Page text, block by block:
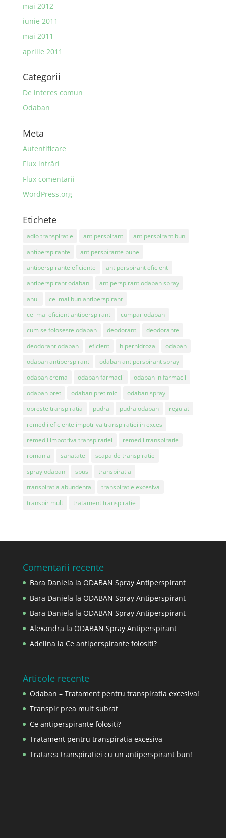
mai 2012
iunie 2011
mai 2011
aprilie 2011
Categorii
De interes comun
Odaban
Meta
Autentificare
Flux intrări
Flux comentarii
WordPress.org
Etichete
adio transpiratie antiperspirant
antiperspirant bun
antiperspirante
antiperspirante bune
antiperspirante eficiente
antiperspirant eficient
antiperspirant odaban
antiperspirant odaban spray
anul
cel mai bun antiperspirant
cel mai eficient antiperspirant
cumpar odaban
cum se foloseste odaban
deodorant
deodorante
deodorant odaban
eficient hiperhidroza
odaban
odaban antiperspirant
odaban antiperspirant spray
odaban crema
odaban farmacii
odaban in farmacii
odaban pret
odaban pret mic
odaban spray
opreste transpiratia
pudra pudra odaban
regulat
remedii eficiente impotriva transpiratiei in exces
remedii impotriva transpiratiei
remedii transpiratie
romania
sanatate
scapa de transpiratie
spray odaban
spus
transpiratia
transpiratia abundenta
transpiratie excesiva
transpir mult
tratament transpiratie
Comentarii recente
Bara Daniela la ODABAN Spray Antiperspirant
Bara Daniela la ODABAN Spray Antiperspirant
Bara Daniela la ODABAN Spray Antiperspirant
Alexandra la ODABAN Spray Antiperspirant
Adelina la Ce antiperspirante folositi?
Articole recente
Odaban – Tratament pentru transpiratia excesiva!
Transpir prea mult subrat
Ce antiperspirante folositi?
Tratament pentru transpiratia excesiva
Tratarea transpiratiei cu un antiperspirant bun!